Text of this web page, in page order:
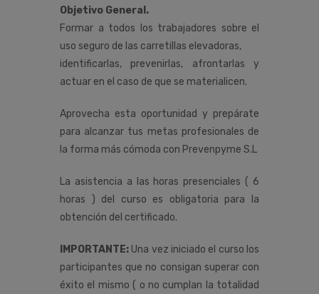
Objetivo General.
Formar a todos los trabajadores sobre el
uso seguro de las carretillas elevadoras,
identificarlas, prevenirlas, afrontarlas y
actuar en el caso de que se materialicen.
Aprovecha esta oportunidad y prepárate
para alcanzar tus metas profesionales de
la forma más cómoda con Prevenpyme S.L
La asistencia a las horas presenciales ( 6
horas ) del curso es obligatoria para la
obtención del certificado.
IMPORTANTE: Una vez iniciado el curso los
participantes que no consigan superar con
éxito el mismo ( o no cumplan la totalidad